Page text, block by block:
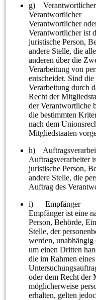
g) Verantwortlicher
Verantwortlicher
Verantwortlicher
Verantwortlicher ist
juristische Person,
andere Stelle, die
anderen über die
Verarbeitung von
entscheidet. Sind
Verarbeitung durch
Recht der
der Verantwortliche
die bestimmten
nach dem
Mitgliedstaaten
h)
Auftragsverarbeiter
juristische Person,
andere Stelle, die
Auftrag des
i) Empfänger
Empfänger ist eine
Person, Behörde,
Stelle, der
werden,
um einen Dritten
die im Rahmen
oder dem Recht der
möglicherweise
erhalten, gelten